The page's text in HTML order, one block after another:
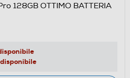
128GB OTTIMO BATTERIA